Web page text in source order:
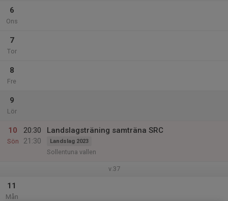
6
Ons
7
Tor
8
Fre
9
Lör
10
Sön
20:30
21:30
Landslagsträning samträna SRC
Landslag 2023
Sollentuna vallen
v.37
11
Mån